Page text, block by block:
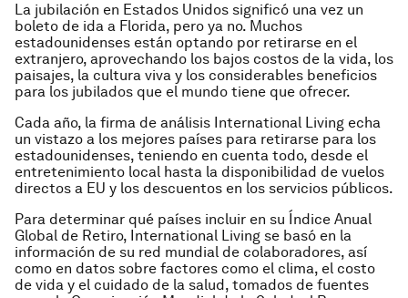
La jubilación en Estados Unidos significó una vez un
boleto de ida a Florida, pero ya no. Muchos
estadounidenses están optando por retirarse en el
extranjero, aprovechando los bajos costos de la vida, los
paisajes, la cultura viva y los considerables beneficios
para los jubilados que el mundo tiene que ofrecer.
Cada año, la firma de análisis International Living echa
un vistazo a los mejores países para retirarse para los
estadounidenses, teniendo en cuenta todo, desde el
entretenimiento local hasta la disponibilidad de vuelos
directos a EU y los descuentos en los servicios públicos.
Para determinar qué países incluir en su Índice Anual
Global de Retiro, International Living se basó en la
información de su red mundial de colaboradores, así
como en datos sobre factores como el clima, el costo
de vida y el cuidado de la salud, tomados de fuentes